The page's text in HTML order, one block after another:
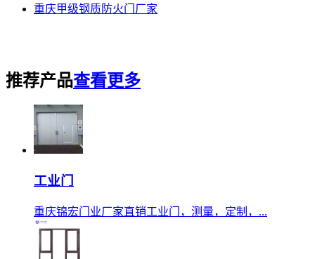
重庆甲级钢质防火门厂家
推荐产品查看更多
工业门
重庆锦宏门业厂家直销工业门，测量，定制，...